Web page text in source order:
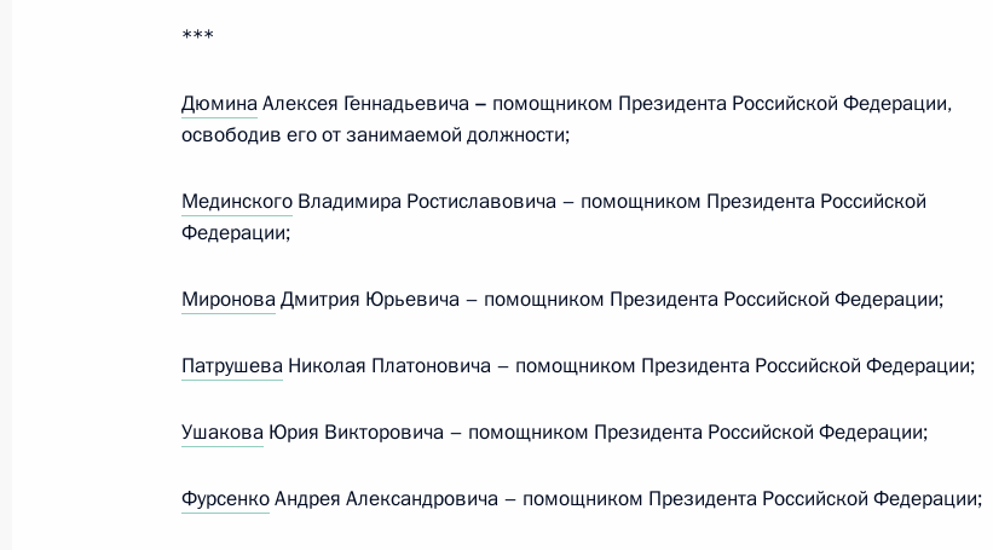
15 мая 2024 года, 14:55 Москва, Кремль
Встреча с Викторией Абрамченко
15 мая 2024 года, 14:45
Дмитрий Демешин назначен временно исполняющим
обязанности губернатора Хабаровского края
15 мая 2024 года, 10:00
***
ДюминаАлексея Геннадьевича – помощником Президента Российской Федерации,
освободив его от занимаемой должности;
Мединского Владимира Ростиславовича – помощником Президента Российской
Федерации;
МироноваДмитрия Юрьевича – помощником Президента Российской Федерации;
Патрушева Николая Платоновича – помощником Президента Российской Федерации;
Ушакова Юрия Викторовича – помощником Президента Российской Федерации;
ФурсенкоАндрея Александровича – помощником Президента Российской Федерации;